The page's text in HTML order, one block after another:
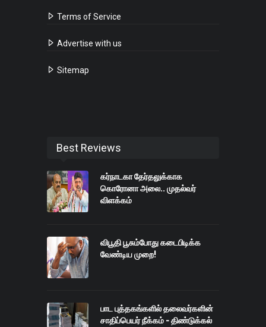
Terms of Service
Advertise with us
Sitemap
Best Reviews
கர்நாடகா தேர்தலுக்காக
கொரோனா அலை.. முதல்வர்
விளக்கம்
விபூதி பூசும்போது கடைபிடிக்க
வேண்டிய முறை!
பாட புத்தகங்களில் தலைவர்களின்
சாதிப்பெயர் நீக்கம் - திண்டுக்கல்